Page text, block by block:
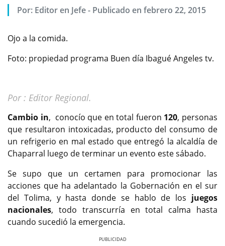
Por: Editor en Jefe- Publicado en febrero 22, 2015
Ojo a la comida.
Foto: propiedad programa Buen día Ibagué Angeles tv.
Por : Editor Regional.
Cambio in, conocío que en total fueron 120, personas
que resultaron intoxicadas, producto del consumo de
un refrigerio en mal estado que entregó la alcaldía de
Chaparral luego de terminar un evento este sábado.
Se supo que un certamen para promocionar las
acciones que ha adelantado la Gobernación en el sur
del Tolima, y hasta donde se hablo de los juegos
nacionales, todo transcurría en total calma hasta
cuando sucedió la emergencia.